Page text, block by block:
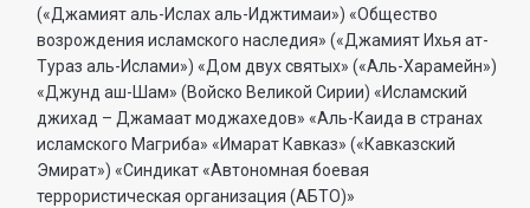
(«Джамият аль-Ислах аль-Иджтимаи») «Общество
возрождения исламского наследия» («Джамият Ихья ат-
Тураз аль-Ислами») «Дом двух святых» («Аль-Харамейн»)
«Джунд аш-Шам» (Войско Великой Сирии) «Исламский
джихад – Джамаат моджахедов» «Аль-Каида в странах
исламского Магриба» «Имарат Кавказ» («Кавказский
Эмират») «Синдикат «Автономная боевая
террористическая организация (АБТО)»